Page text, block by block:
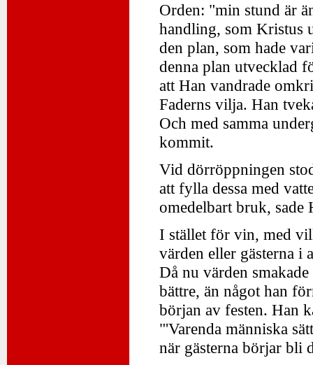
Orden: "min stund är
handling, som Kristus
den plan, som hade
denna plan utvecklad
att Han vandrade
Faderns vilja. Han
Och med samma
kommit.
Vid dörröppningen
att fylla dessa med
omedelbart bruk,
I stället för vin, med
värden eller gästerna i
Då nu värden
bättre, än något han
början av festen. Han
"'Varenda människa
när gästerna börjar bli